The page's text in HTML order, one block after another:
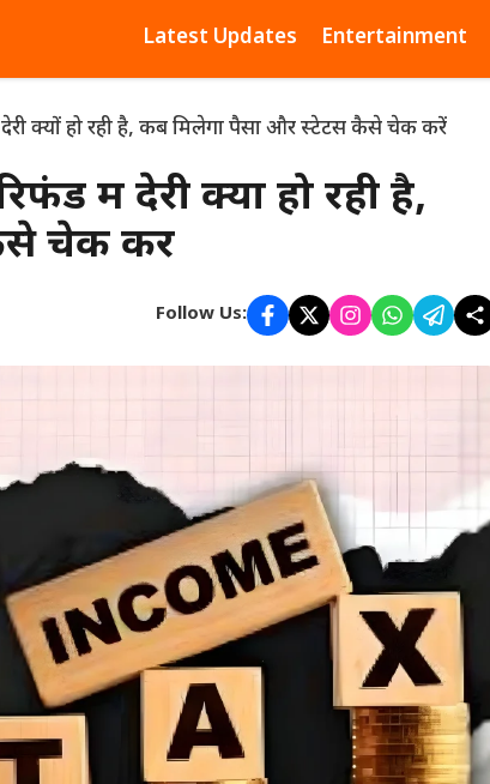
Latest Updates Entertainment
क्यों हो रही है, कब मिलेगा पैसा और स्टेटस कैसे चेक करें
में देरी क्यों हो रही है,
चेक करें
Follow Us: